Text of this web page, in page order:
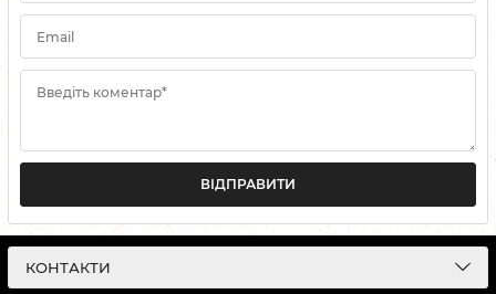
Email
Введіть коментар*
ВІДПРАВИТИ
КОНТАКТИ